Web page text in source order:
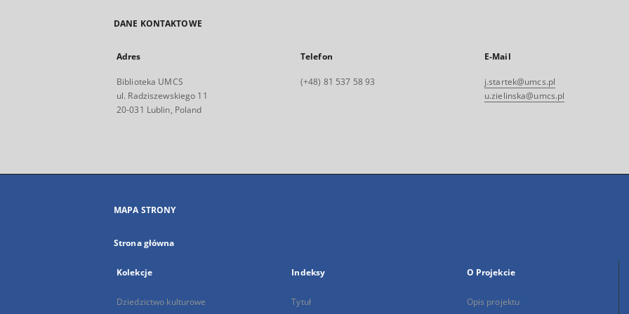
DANE KONTAKTOWE
Adres
Biblioteka UMCS
ul. Radziszewskiego 11
20-031 Lublin, Poland
Telefon
(+48) 81 537 58 93
E-Mail
j.startek@umcs.pl
u.zielinska@umcs.pl
MAPA STRONY
Strona główna
Kolekcje
Dziedzictwo kulturowe
Indeksy
Tytuł
O Projekcie
Opis projektu